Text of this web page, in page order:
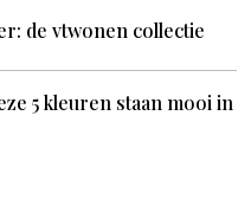
de vtwonen collectie
5 kleuren staan mooi in